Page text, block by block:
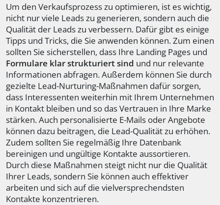
Um den Verkaufsprozess zu optimieren, ist es wichtig,
nicht nur viele Leads zu generieren, sondern auch die
Qualität der Leads zu verbessern. Dafür gibt es einige
Tipps und Tricks, die Sie anwenden können. Zum einen
sollten Sie sicherstellen, dass Ihre Landing Pages und
Formulare klar strukturiert sind und nur relevante
Informationen abfragen. Außerdem können Sie durch
gezielte Lead-Nurturing-Maßnahmen dafür sorgen,
dass Interessenten weiterhin mit Ihrem Unternehmen
in Kontakt bleiben und so das Vertrauen in Ihre Marke
stärken. Auch personalisierte E-Mails oder Angebote
können dazu beitragen, die Lead-Qualität zu erhöhen.
Zudem sollten Sie regelmäßig Ihre Datenbank
bereinigen und ungültige Kontakte aussortieren.
Durch diese Maßnahmen steigt nicht nur die Qualität
Ihrer Leads, sondern Sie können auch effektiver
arbeiten und sich auf die vielversprechendsten
Kontakte konzentrieren.